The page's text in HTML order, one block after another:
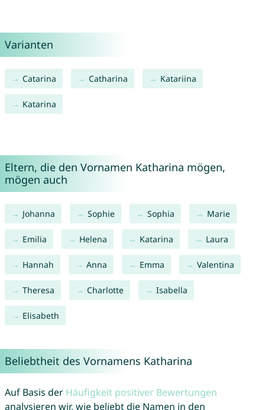
Varianten
Catarina Catharina Katariina
Katarina
Eltern, die den Vornamen Katharina mögen,
mögen auch
Johanna Sophie Sophia Marie
Emilia Helena Katarina Laura
Hannah Anna Emma Valentina
Theresa Charlotte Isabella
Elisabeth
Beliebtheit des Vornamens Katharina
Auf Basis der Häufigkeit positiver Bewertungen
analysieren wir, wie beliebt die Namen in den